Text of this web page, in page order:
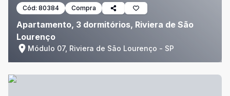
Cód: 80384 Compra
Apartamento, 3 dormitórios, Riviera de São
Lourenço
Módulo 07, Riviera de São Lourenço - SP